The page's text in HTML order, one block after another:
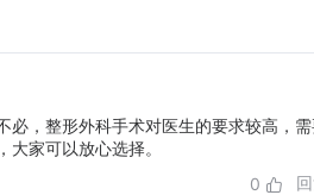
必，整形外科手术对医生的要求较高，
家可以放心选择。
0